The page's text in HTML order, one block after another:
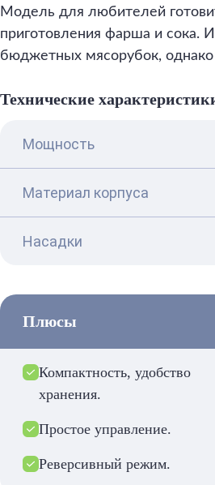
Модель для любителей
приготовления фарша и сока.
бюджетных мясорубок, однако
Технические
Мощность
Материал корпуса
Насадки
Плюсы
Компактность, удобство
хранения.
Простое управление.
Реверсивный режим.